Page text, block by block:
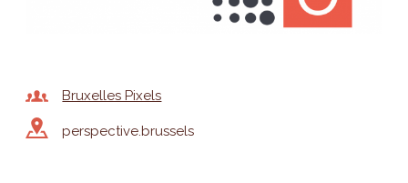
Bruxelles Pixels
perspective.brussels